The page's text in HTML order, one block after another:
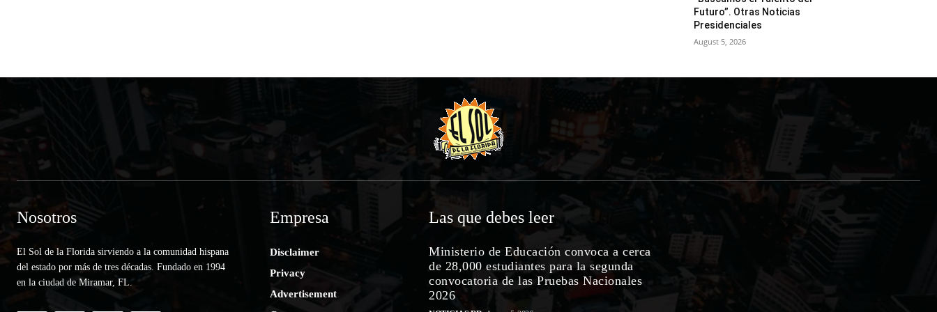
Futuro”. Otras Noticias
Presidenciales
August 5, 2026
Nosotros
El Sol de la Florida sirviendo a la comunidad hispana
del estado por más de tres décadas. Fundado en 1994
en la ciudad de Miramar, FL.
Empresa
Disclaimer
Privacy
Advertisement
Las que debes leer
Ministerio de Educación convoca a cerca
de 28,000 estudiantes para la segunda
convocatoria de las Pruebas Nacionales
2026